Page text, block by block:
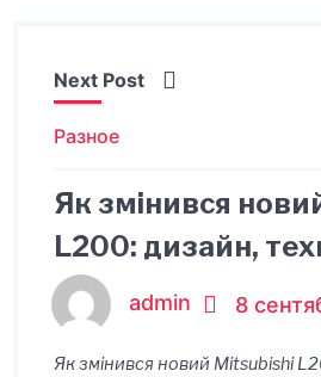
Next Post
Разное
Як змінився
L200: дизайн,
потужніший
admin 8
Як змінився новий Mitsubishi